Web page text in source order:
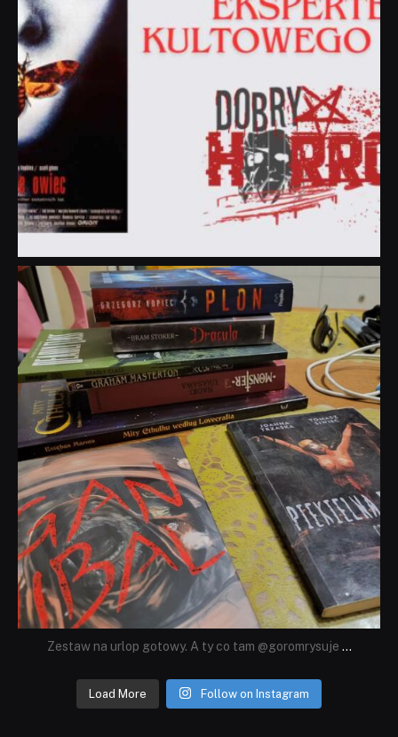
dobryhorror
Lip 31
Zestaw na urlop gotowy. A ty co tam @goromrysuje ...
Load More Follow on Instagram